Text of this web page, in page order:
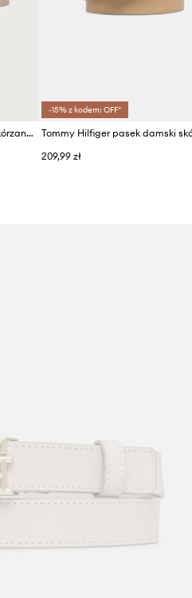
Tommy Hilfiger pasek damski skórzany
-15% z kodem: OFF*
209,99 zł